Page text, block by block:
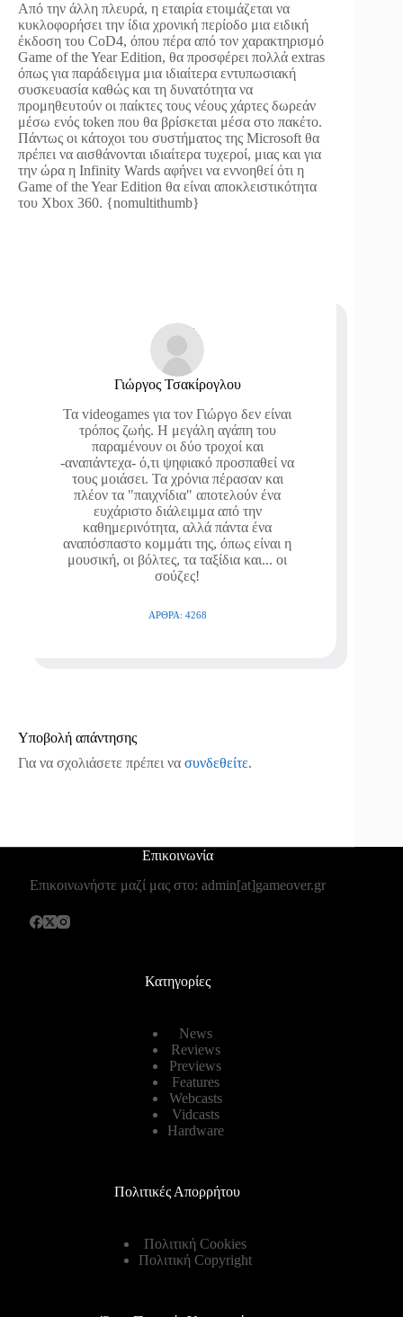
Από την άλλη πλευρά, η εταιρία ετοιμάζεται να
κυκλοφορήσει την ίδια χρονική περίοδο μια ειδική
έκδοση του CoD4, όπου πέρα από τον χαρακτηρισμό
Game of the Year Edition, θα προσφέρει πολλά extras
όπως για παράδειγμα μια ιδιαίτερα εντυπωσιακή
συσκευασία καθώς και τη δυνατότητα να
προμηθευτούν οι παίκτες τους νέους χάρτες δωρεάν
μέσω ενός token που θα βρίσκεται μέσα στο πακέτο.
Πάντως οι κάτοχοι του συστήματος της Microsoft θα
πρέπει να αισθάνονται ιδιαίτερα τυχεροί, μιας και για
την ώρα η Infinity Wards αφήνει να εννοηθεί ότι η
Game of the Year Edition θα είναι αποκλειστικότητα
του Xbox 360. {nomultithumb}
Γιώργος Τσακίρογλου
Τα videogames για τον Γιώργο δεν είναι
τρόπος ζωής. Η μεγάλη αγάπη του
παραμένουν οι δύο τροχοί και
-αναπάντεχα- ό,τι ψηφιακό προσπαθεί να
τους μοιάσει. Τα χρόνια πέρασαν και
πλέον τα "παιχνίδια" αποτελούν ένα
ευχάριστο διάλειμμα από την
καθημερινότητα, αλλά πάντα ένα
αναπόσπαστο κομμάτι της, όπως είναι η
μουσική, οι βόλτες, τα ταξίδια και... οι
σούζες!
ΆΡΘΡΑ: 4268
Υποβολή απάντησης
Για να σχολιάσετε πρέπει να συνδεθείτε.
Επικοινωνία
Επικοινωνήστε μαζί μας στο: admin[at]gameover.gr
Κατηγορίες
News
Reviews
Previews
Features
Webcasts
Vidcasts
Hardware
Πολιτικές Απορρήτου
Πολιτική Cookies
Πολιτική Copyright